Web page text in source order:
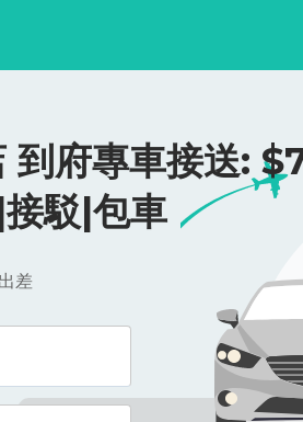
到府專車接送:
駁|包車
差